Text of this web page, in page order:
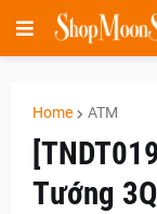
Home ATM
Tướng